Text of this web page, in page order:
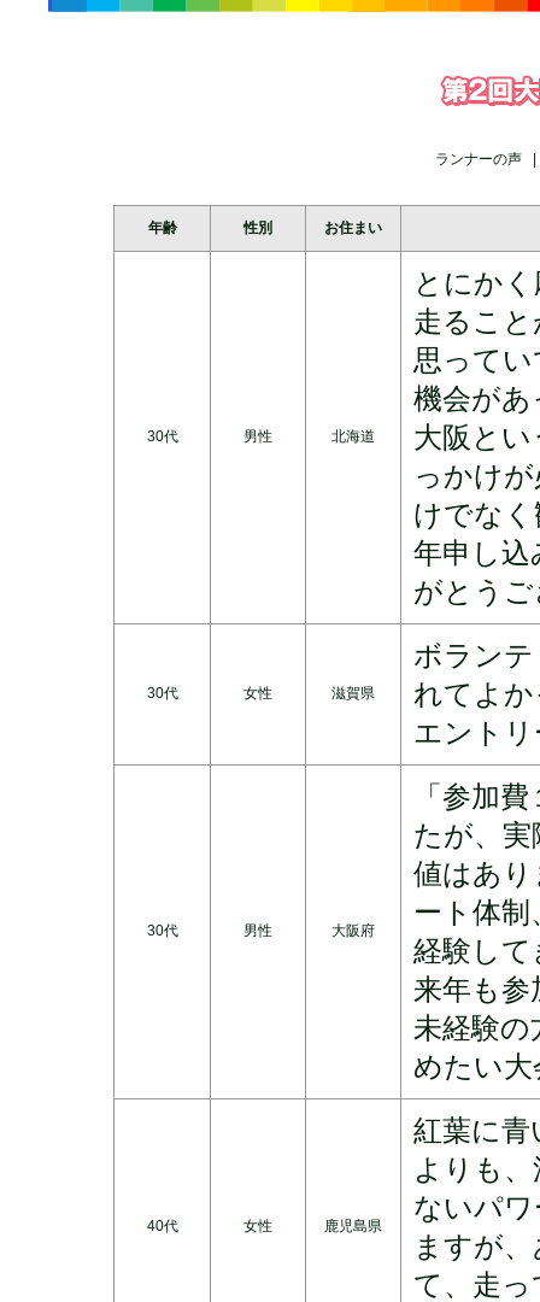
ランナーの
年齢 性別 お住まい
30代 男性 北海道
とにか
走るこ
思って
機会が
大阪と
っかけ
けでな
年申し
がとう
30代 女性 滋賀県
ボラン
れてよ
エント
30代 男性 大阪府
「参加
たが、実
値はあ
ート体
経験して
来年も
未経験
めたい
40代 女性 鹿児島県
紅葉に青
よりも
ないパ
ますが
て、走